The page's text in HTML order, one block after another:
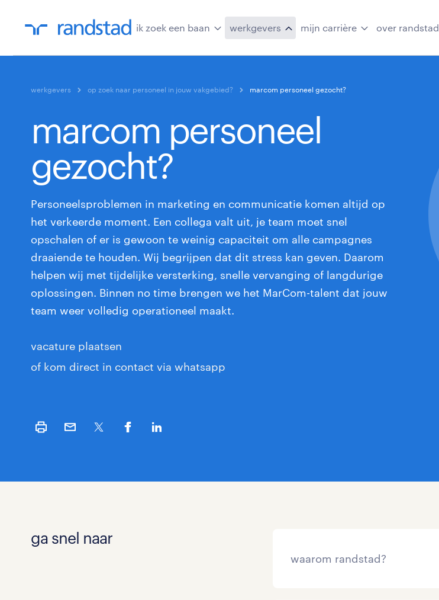
ik zoek een baan werkgevers mijn carrière over randstad
werkgevers op zoek naar personeel in jouw vakgebied? marcom personeel gezocht?
marcom personeel
gezocht?
Personeelsproblemen in marketing en communicatie komen altijd op
het verkeerde moment. Een collega valt uit, je team moet snel
opschalen of er is gewoon te weinig capaciteit om alle campagnes
draaiende te houden. Wij begrijpen dat dit stress kan geven. Daarom
helpen wij met tijdelijke versterking, snelle vervanging of langdurige
oplossingen. Binnen no time brengen we het MarCom-talent dat jouw
team weer volledig operationeel maakt.
vacature plaatsen
of kom direct in contact via whatsapp
ga snel naar
waarom randstad?